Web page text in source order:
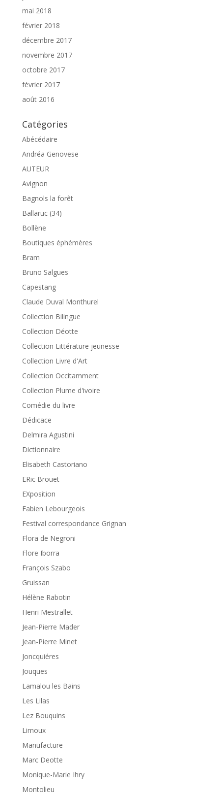
mai 2018
février 2018
décembre 2017
novembre 2017
octobre 2017
février 2017
août 2016
Catégories
Abécédaire
Andréa Genovese
AUTEUR
Avignon
Bagnols la forêt
Ballaruc (34)
Bollène
Boutiques éphémères
Bram
Bruno Salgues
Capestang
Claude Duval Monthurel
Collection Bilingue
Collection Déotte
Collection Littérature jeunesse
Collection Livre d'Art
Collection Occitamment
Collection Plume d'ivoire
Comédie du livre
Dédicace
Delmira Agustini
Dictionnaire
Elisabeth Castoriano
ERic Brouet
EXposition
Fabien Lebourgeois
Festival correspondance Grignan
Flora de Negroni
Flore Iborra
François Szabo
Gruissan
Hélène Rabotin
Henri Mestrallet
Jean-Pierre Mader
Jean-Pierre Minet
Joncquiéres
Jouques
Lamalou les Bains
Les Lilas
Lez Bouquins
Limoux
Manufacture
Marc Deotte
Monique-Marie Ihry
Montolieu